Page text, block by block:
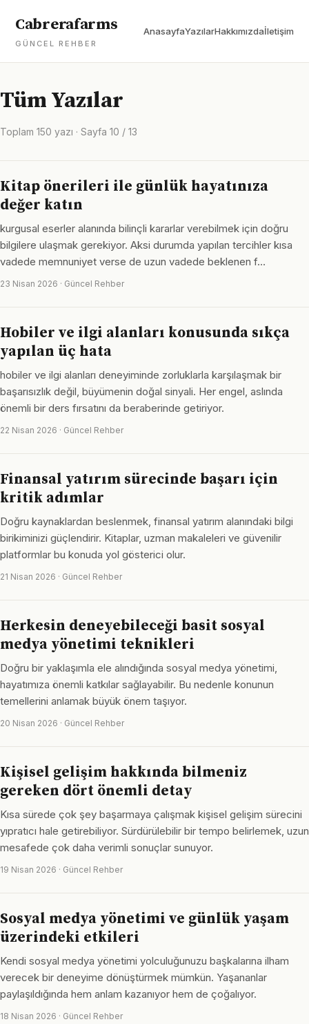
Cabrerafarms
GÜNCEL REHBER
AnasayfaYazılarHakkımızdaİletişim
Tüm Yazılar
Toplam 150 yazı · Sayfa 10 / 13
Kitap önerileri ile günlük hayatınıza
değer katın
kurgusal eserler alanında bilinçli kararlar verebilmek için doğru
bilgilere ulaşmak gerekiyor. Aksi durumda yapılan tercihler kısa
vadede memnuniyet verse de uzun vadede beklenen f…
23 Nisan 2026 · Güncel Rehber
Hobiler ve ilgi alanları konusunda sıkça
yapılan üç hata
hobiler ve ilgi alanları deneyiminde zorluklarla karşılaşmak bir
başarısızlık değil, büyümenin doğal sinyali. Her engel, aslında
önemli bir ders fırsatını da beraberinde getiriyor.
22 Nisan 2026 · Güncel Rehber
Finansal yatırım sürecinde başarı için
kritik adımlar
Doğru kaynaklardan beslenmek, finansal yatırım alanındaki bilgi
birikiminizi güçlendirir. Kitaplar, uzman makaleleri ve güvenilir
platformlar bu konuda yol gösterici olur.
21 Nisan 2026 · Güncel Rehber
Herkesin deneyebileceği basit sosyal
medya yönetimi teknikleri
Doğru bir yaklaşımla ele alındığında sosyal medya yönetimi,
hayatımıza önemli katkılar sağlayabilir. Bu nedenle konunun
temellerini anlamak büyük önem taşıyor.
20 Nisan 2026 · Güncel Rehber
Kişisel gelişim hakkında bilmeniz
gereken dört önemli detay
Kısa sürede çok şey başarmaya çalışmak kişisel gelişim sürecini
yıpratıcı hale getirebiliyor. Sürdürülebilir bir tempo belirlemek, uzun
mesafede çok daha verimli sonuçlar sunuyor.
19 Nisan 2026 · Güncel Rehber
Sosyal medya yönetimi ve günlük yaşam
üzerindeki etkileri
Kendi sosyal medya yönetimi yolculuğunuzu başkalarına ilham
verecek bir deneyime dönüştürmek mümkün. Yaşananlar
paylaşıldığında hem anlam kazanıyor hem de çoğalıyor.
18 Nisan 2026 · Güncel Rehber